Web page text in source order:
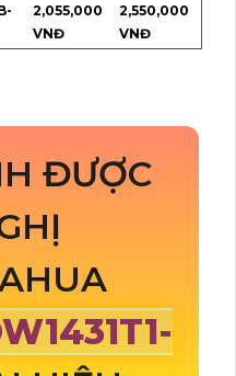
2,055,000
VNĐ
2,550,000
VNĐ
ĐƯỢC